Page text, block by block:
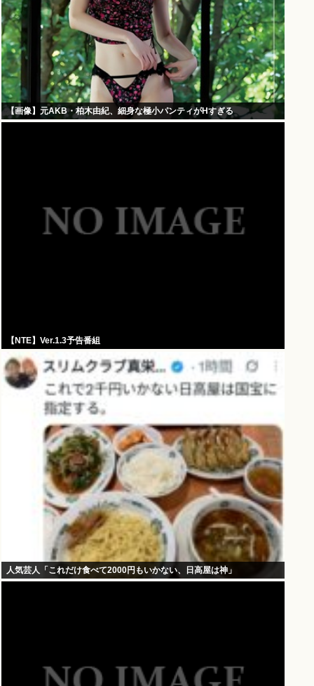
【画像】元AKB・柏木由紀、細身な極小パンティがHすぎる
【NTE】Ver.1.3予告番組
人気芸人「これだけ食べて2000円もいかない、日高屋は神」